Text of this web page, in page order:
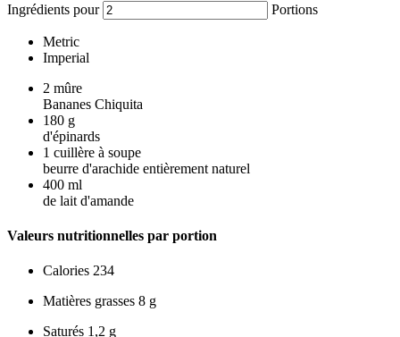
Ingrédients pour Portions
Metric
Imperial
2 mûre
Bananes Chiquita
180 g
d'épinards
1 cuillère à soupe
beurre d'arachide entièrement naturel
400 ml
de lait d'amande
Valeurs nutritionnelles par portion
Calories 234
Matières grasses 8 g
Saturés 1,2 g